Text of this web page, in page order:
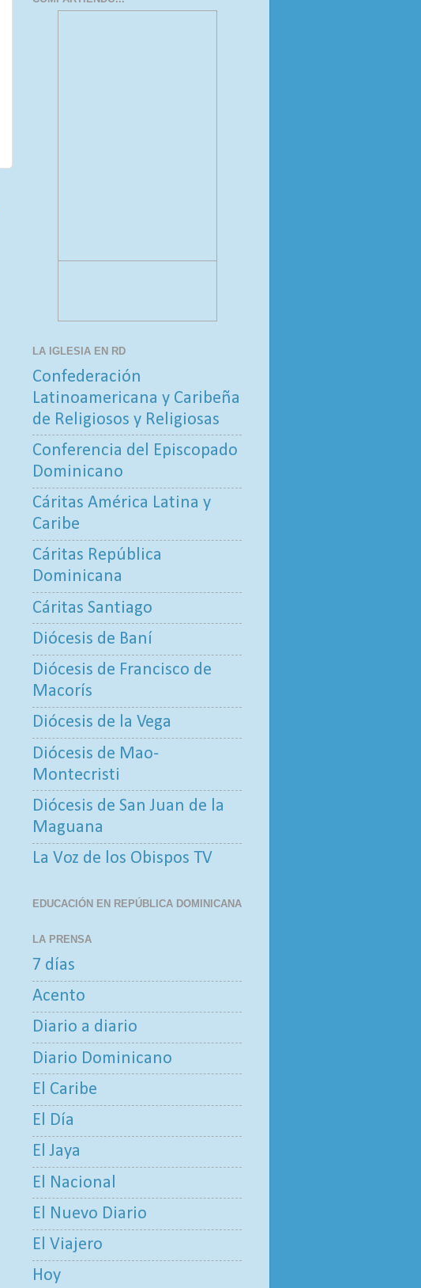
LA IGLESIA EN RD
Confederación
Latinoamericana y Caribeña
de Religiosos y Religiosas
Conferencia del Episcopado
Dominicano
Cáritas América Latina y
Caribe
Cáritas República
Dominicana
Cáritas Santiago
Diócesis de Baní
Diócesis de Francisco de
Macorís
Diócesis de la Vega
Diócesis de Mao-
Montecristi
Diócesis de San Juan de la
Maguana
La Voz de los Obispos TV
EDUCACIÓN EN REPÚBLICA DOMINICANA
LA PRENSA
7 días
Acento
Diario a diario
Diario Dominicano
El Caribe
El Día
El Jaya
El Nacional
El Nuevo Diario
El Viajero
Hoy